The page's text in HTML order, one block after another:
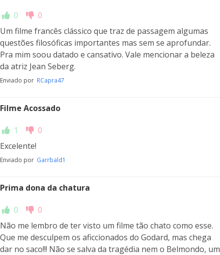
0
0
Um filme francês clássico que traz de passagem algumas
questões filosóficas importantes mas sem se aprofundar.
Pra mim soou datado e cansativo. Vale mencionar a beleza
da atriz Jean Seberg.
Enviado por RCapra47
Filme Acossado
1
0
Excelente!
Enviado por Garrbald1
Prima dona da chatura
0
0
Não me lembro de ter visto um filme tão chato como esse.
Que me desculpem os aficcionados do Godard, mas chega
dar no saco!!! Não se salva da tragédia nem o Belmondo, um